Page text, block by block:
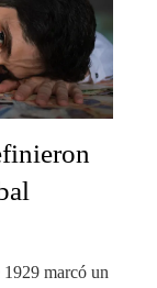
marcó un